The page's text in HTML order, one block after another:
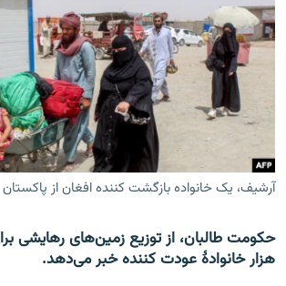
آرشیف، یک خانواده بازگشت کننده افغان از پاکستان
هزار خانوادۀ عودت کننده خبر می‌دهد.